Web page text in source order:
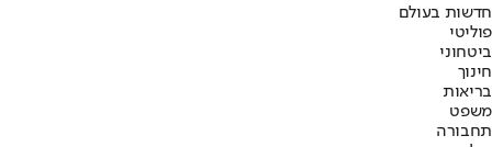
חדשות בעולם
פוליטי
ביטחוני
חינוך
בריאות
משפט
תחבורה